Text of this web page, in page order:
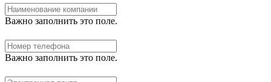
Важно заполнить это поле.
Важно заполнить это поле.